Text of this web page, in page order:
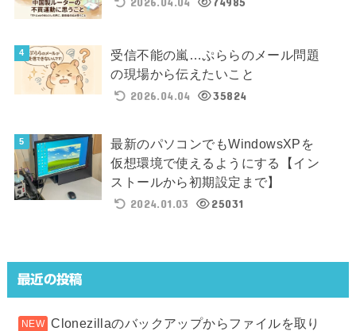
受信不能の嵐…ぷららのメール問題
の現場から伝えたいこと
2026.04.04
35824
最新のパソコンでもWindowsXPを
仮想環境で使えるようにする【イン
ストールから初期設定まで】
2024.01.03
25031
最近の投稿
Clonezillaのバックアップからファイルを取り